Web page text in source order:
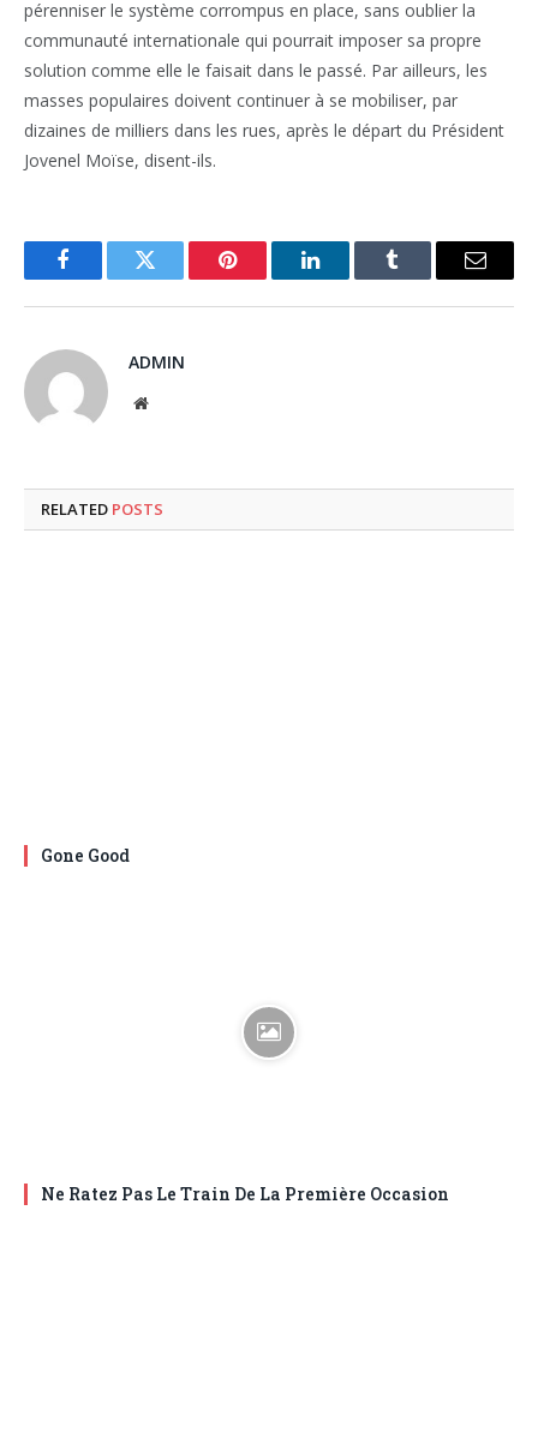
pérenniser le système corrompus en place, sans oublier la
communauté internationale qui pourrait imposer sa propre
solution comme elle le faisait dans le passé. Par ailleurs, les
masses populaires doivent continuer à se mobiliser, par
dizaines de milliers dans les rues, après le départ du Président
Jovenel Moïse, disent-ils.
FacebookTwitter Pinterest LinkedInTumblr Email
ADMIN
Website
RELATED POSTS
Gone Good
Ne Ratez Pas Le Train De La Première Occasion